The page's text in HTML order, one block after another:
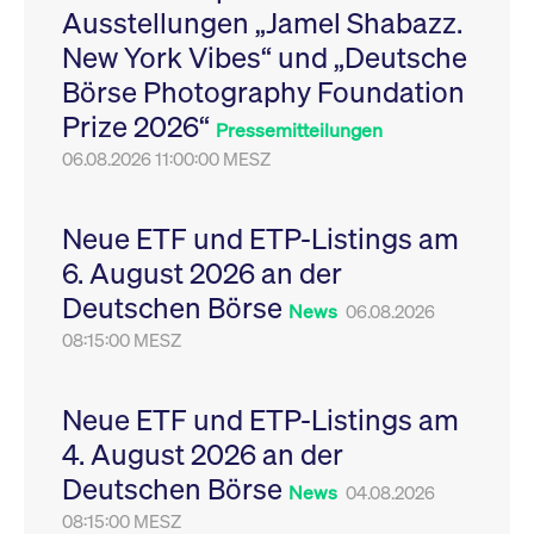
Ausstellungen „Jamel Shabazz.
New York Vibes“ und „Deutsche
Börse Photography Foundation
Prize 2026“ Pressemitteilungen
06.08.2026 11:00:00 MESZ
Neue ETF und ETP-Listings am
6. August 2026 an der
Deutschen Börse News 06.08.2026
08:15:00 MESZ
Neue ETF und ETP-Listings am
4. August 2026 an der
Deutschen Börse News 04.08.2026
08:15:00 MESZ
Leistung der Website
zu messen. Es handelt
sich um ein Muster-
Cookie, bei dem auf
das Präfix _pk_ses
eine kurze Reihe von
VISITOR_PRIVACY_METADATA
YouTube
.youtube.com
6
Monate
Dieses Cookie dient
Speicherung der
Einwilligungs- und
des Nutzers für ihre
Interaktion mit der
Sitzungen geehrt